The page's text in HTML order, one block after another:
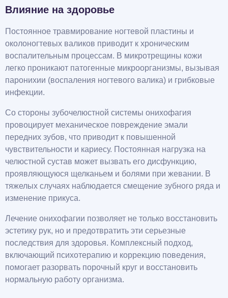
Влияние на здоровье
Постоянное травмирование ногтевой пластины и
околоногтевых валиков приводит к хроническим
воспалительным процессам. В микротрещины кожи
легко проникают патогенные микроорганизмы, вызывая
паронихии (воспаления ногтевого валика) и грибковые
инфекции.
Со стороны зубочелюстной системы онихофагия
провоцирует механическое повреждение эмали
передних зубов, что приводит к повышенной
чувствительности и кариесу. Постоянная нагрузка на
челюстной сустав может вызвать его дисфункцию,
проявляющуюся щелканьем и болями при жевании. В
тяжелых случаях наблюдается смещение зубного ряда и
изменение прикуса.
Лечение онихофагии позволяет не только восстановить
эстетику рук, но и предотвратить эти серьезные
последствия для здоровья. Комплексный подход,
включающий психотерапию и коррекцию поведения,
помогает разорвать порочный круг и восстановить
нормальную работу организма.